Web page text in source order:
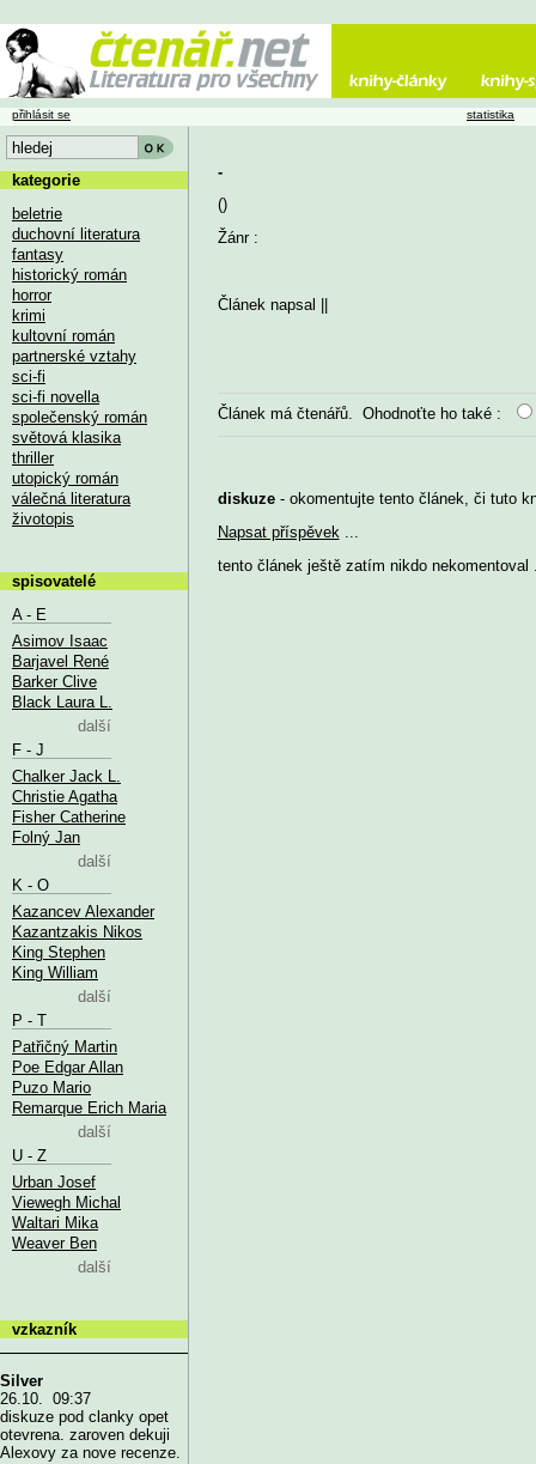
-
()
Žánr :
Článek napsal
Článek má čtenářů. Ohodnoťte ho také :
diskuze- okomentujte tento článek, či tuto
Napsat příspěvek
tento článek ještě zatím nikdo nekomentoval
přihlásit se statistika
kategorie
beletrie
duchovní literatura
fantasy
historický román
horror
krimi
kultovní román
partnerské vztahy
sci-fi
sci-fi novella
společenský román
světová klasika
thriller
utopický román
válečná literatura
životopis
spisovatelé
A - E
Asimov Isaac
Barjavel René
Barker Clive
Black Laura L.
další
F - J
Chalker Jack L.
Christie Agatha
Fisher Catherine
Folný Jan
další
K - O
Kazancev Alexander
Kazantzakis Nikos
King Stephen
King William
další
P - T
Patřičný Martin
Poe Edgar Allan
Puzo Mario
Remarque Erich Maria
další
U - Z
Urban Josef
Viewegh Michal
Waltari Mika
Weaver Ben
další
vzkazník
Silver
26.10. 09:37
diskuze pod clanky opet
otevrena. zaroven dekuji
Alexovy za nove recenze.